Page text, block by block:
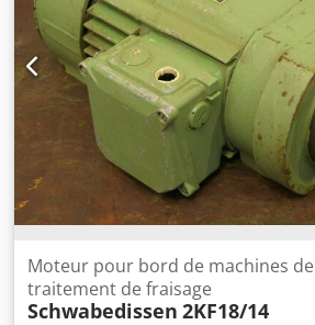
Moteur pour bord de machines de
traitement de fraisage
Schwabedissen 2KF18/14